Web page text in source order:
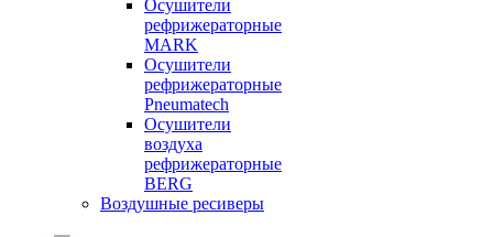
Осушители
рефрижераторные
MARK
Осушители
рефрижераторные
Pneumatech
Осушители
воздуха
рефрижераторные
BERG
Воздушные ресиверы